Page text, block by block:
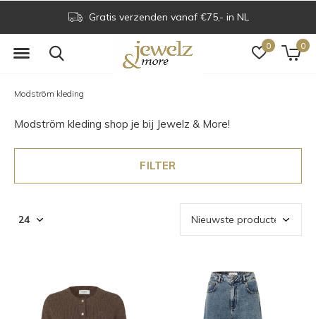
0 0
Voor 16.00 uur besteld is dezelfde dag verzonden
Modström kleding
Modström kleding shop je bij Jewelz & More!
FILTER